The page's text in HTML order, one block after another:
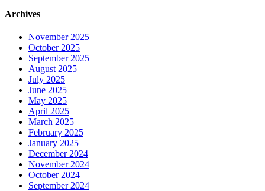
Archives
November 2025
October 2025
September 2025
August 2025
July 2025
June 2025
May 2025
April 2025
March 2025
February 2025
January 2025
December 2024
November 2024
October 2024
September 2024